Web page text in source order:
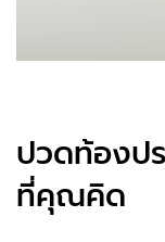
ปวดท้องป
ที่คุณคิด